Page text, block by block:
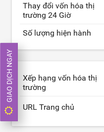
Thay đổi vốn hóa thị
trường 24 Giờ
Số lượng hiện hành
Xếp hạng vốn hóa thị
trường
URL Trang chủ
GIAO DỊCH NGAY